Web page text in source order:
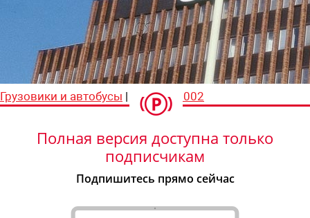
Грузовики и автобусы | АР №17 2002
Полная версия доступна только
подписчикам
Подпишитесь прямо сейчас